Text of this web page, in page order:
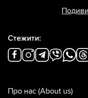
Стежити:
Про нас (About us)